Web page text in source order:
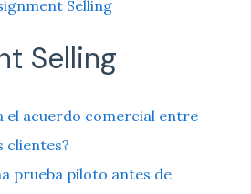
Selling
Selling
el acuerdo comercial entre
clientes?
prueba piloto antes de